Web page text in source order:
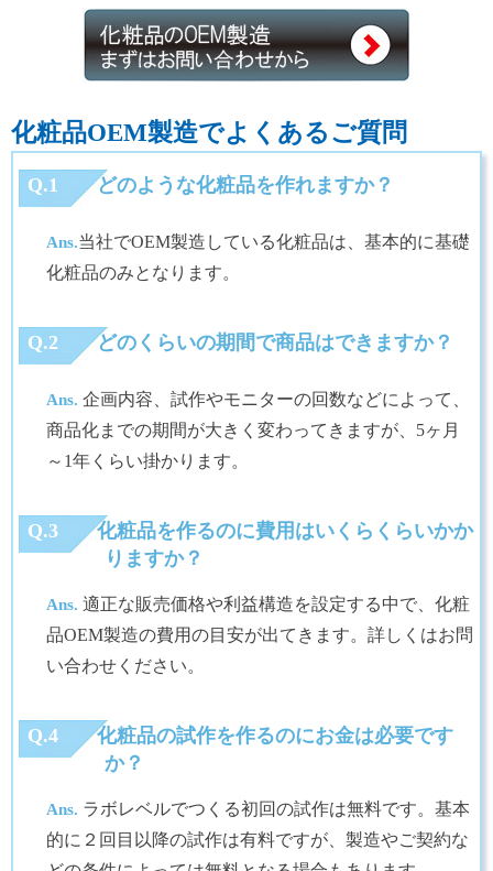
化粧品OEM製造でよくあるご質問
Q.1 どのような化粧品を作れますか？
Ans.当社でOEM製造している化粧品は、基本的に基礎
化粧品のみとなります。
Q.2 どのくらいの期間で商品はできますか？
Ans. 企画内容、試作やモニターの回数などによって、
商品化までの期間が大きく変わってきますが、5ヶ月
～1年くらい掛かります。
Q.3
化粧品を作るのに費用はいくらくらいかか
りますか？
Ans. 適正な販売価格や利益構造を設定する中で、化粧
品OEM製造の費用の目安が出てきます。詳しくはお問
い合わせください。
Q.4
化粧品の試作を作るのにお金は必要です
か？
Ans. ラボレベルでつくる初回の試作は無料です。基本
的に２回目以降の試作は有料ですが、製造やご契約な